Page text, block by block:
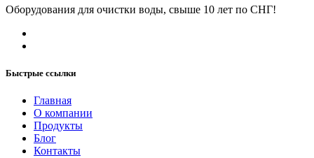
Оборудования для очистки воды, свыше 10 лет по СНГ!
Быстрые ссылки
Главная
О компании
Продукты
Блог
Контакты